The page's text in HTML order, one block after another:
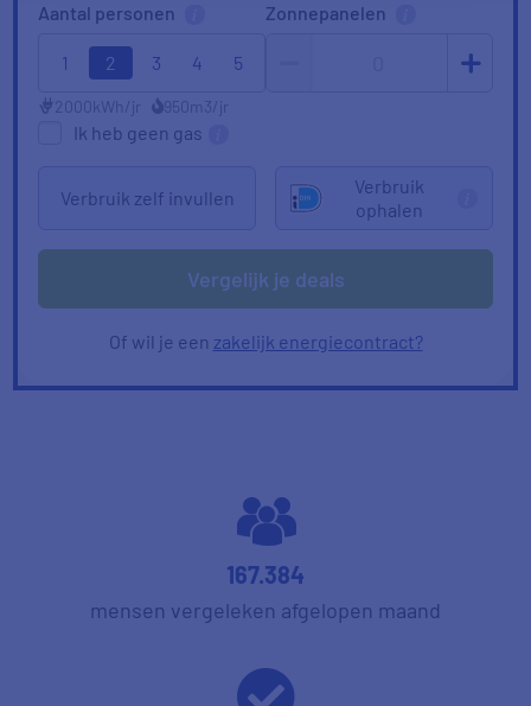
Aantal personen
1 2 3 4 5
2000kWh/jr 950m3/jr
Zonnepanelen
Ik heb geen gas
Vergelijk je deals
Of wil je een zakelijk energiecontract?
Verbruik zelf invullen
Verbruik
ophalen
167.384
mensen vergeleken afgelopen maand